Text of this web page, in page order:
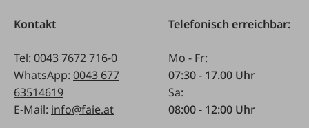
Kontakt
Tel: 0043 7672 716-0
WhatsApp: 0043 677
63514619
E-Mail: info@faie.at
Telefonisch erreichbar:
Mo - Fr:
07:30 - 17.00 Uhr
Sa:
08:00 - 12:00 Uhr